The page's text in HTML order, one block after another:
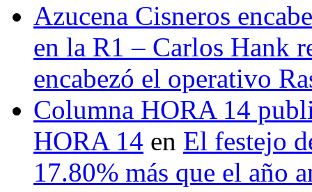
Azucena Cisneros
en la R1 – Carlos Hank
encabezó el operativo
Columna HORA 14
HORA 14 en El festejo
17.80% más que el año